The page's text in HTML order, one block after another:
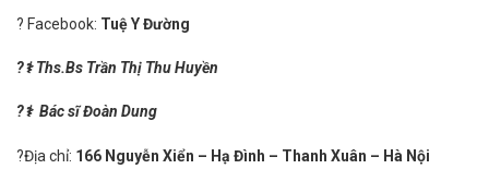
? Facebook: Tuệ Y Đường
?⚕️Ths.Bs Trần Thị Thu Huyền
?⚕️ Bác sĩĐoàn Dung
?Địa chỉ: 166 Nguyễn Xiển – Hạ Đình – Thanh Xuân – Hà Nội